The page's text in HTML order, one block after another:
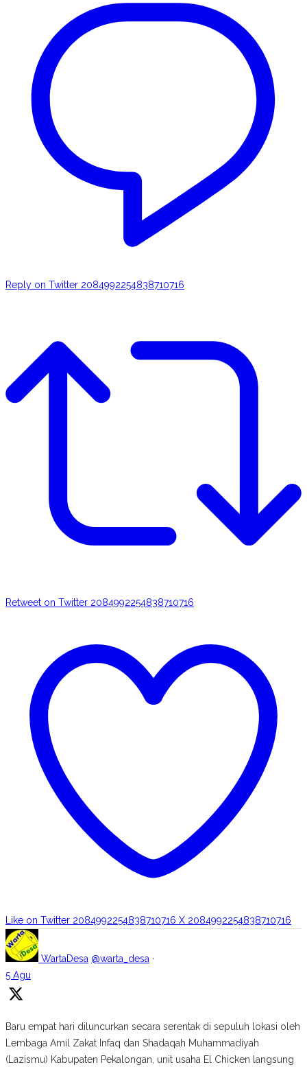
Reply on Twitter 2084992254838710716
Retweet on Twitter 2084992254838710716
Like on Twitter 2084992254838710716 X 2084992254838710716
WartaDesa @warta_desa ·
5 Agu
Baru empat hari diluncurkan secara serentak di sepuluh lokasi oleh
Lembaga Amil Zakat Infaq dan Shadaqah Muhammadiyah
(Lazismu) Kabupaten Pekalongan, unit usaha El Chicken langsung